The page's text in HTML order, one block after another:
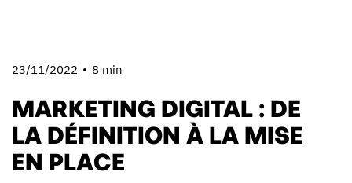
23/11/2022 8 min
MARKETING DIGITAL : DE
LA DÉFINITION À LA MISE
EN PLACE